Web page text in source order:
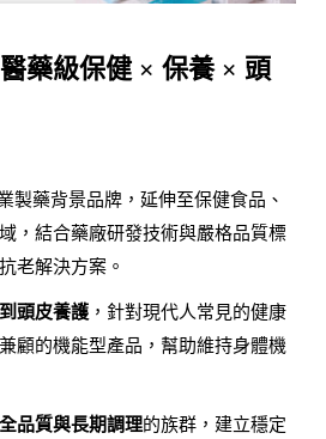
藥級保健 × 保養 × 頭
製藥背景品牌，延伸至保健食品、
，結合藥廠研發技術與嚴格品質標
老解決方案。
頭皮養護，針對現代人常見的健康
顧的機能型產品，幫助維持身體機
品質與長期調理的族群，建立穩定